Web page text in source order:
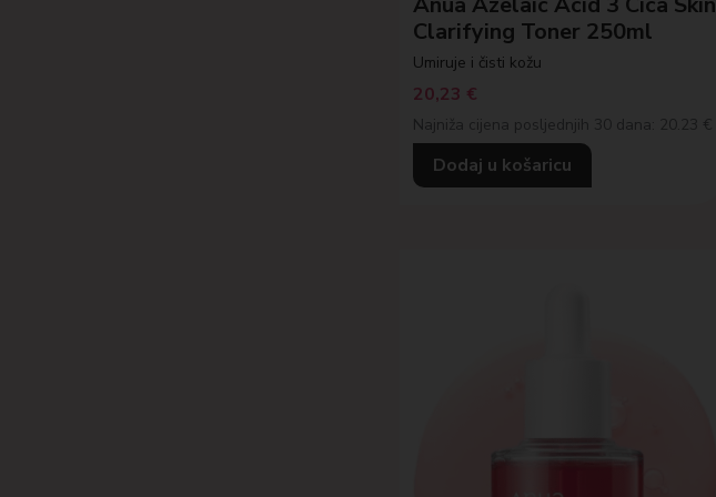
Clarifying Toner 250ml
Umiruje i čisti kožu
20,23 €
Najniža cijena posljednjih 30 dana: 20.23 €
Dodaj u košaricu